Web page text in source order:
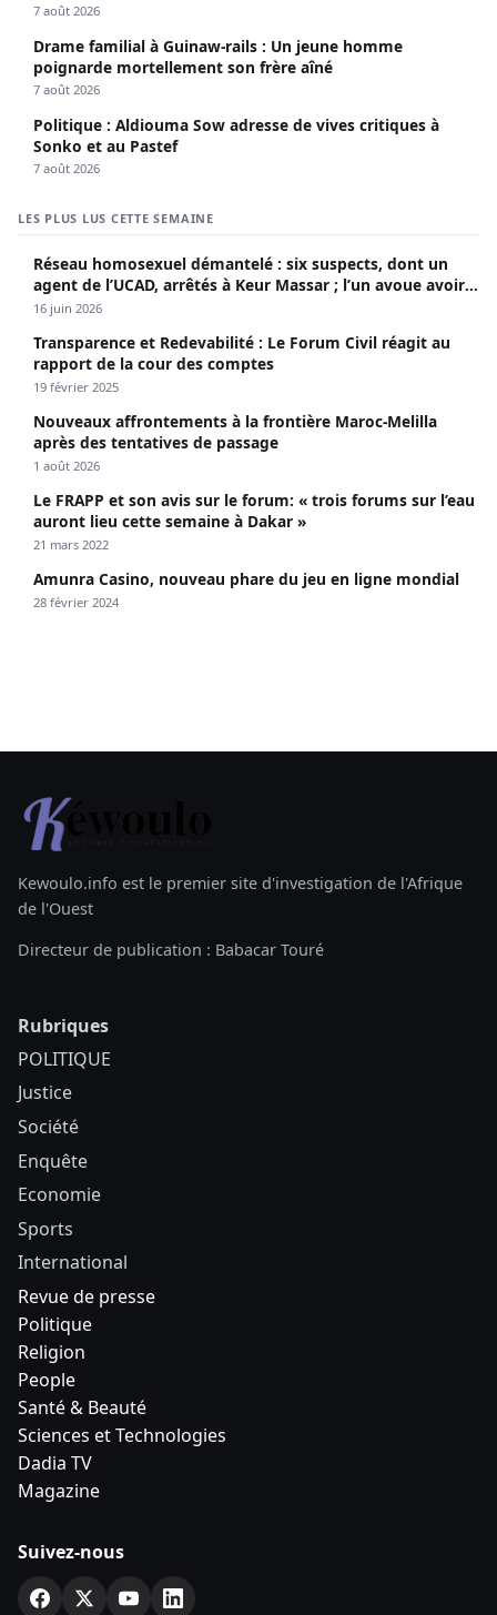
7 août 2026
Drame familial à Guinaw-rails : Un jeune homme
poignarde mortellement son frère aîné
7 août 2026
Politique : Aldiouma Sow adresse de vives critiques à
Sonko et au Pastef
7 août 2026
LES PLUS LUS CETTE SEMAINE
Réseau homosexuel démantelé : six suspects, dont un
agent de l’UCAD, arrêtés à Keur Massar ; l’un avoue avoir
propagé le VIH depuis 2018
16 juin 2026
Transparence et Redevabilité : Le Forum Civil réagit au
rapport de la cour des comptes
19 février 2025
Nouveaux affrontements à la frontière Maroc-Melilla
après des tentatives de passage
1 août 2026
Le FRAPP et son avis sur le forum: « trois forums sur l’eau
auront lieu cette semaine à Dakar »
21 mars 2022
Amunra Casino, nouveau phare du jeu en ligne mondial
28 février 2024
Kewoulo.info est le premier site d'investigation de l'Afrique
de l'Ouest
Directeur de publication : Babacar Touré
Rubriques
POLITIQUE
Justice
Société
Enquête
Economie
Sports
International
Revue de presse
Politique
Religion
People
Santé & Beauté
Sciences et Technologies
Dadia TV
Magazine
Suivez-nous